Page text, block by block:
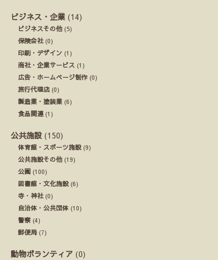
ビジネス・企業 (14)
ビジネスその他 (5)
保険会社(0)
印刷・デザイン (1)
商社・企業サービス (1)
広告・ホームページ制作 (0)
旅行代理店 (0)
製造業・塗装業 (6)
食品関連 (1)
公共施設 (150)
体育館・スポーツ施設(9)
公共施設その他 (19)
公園 (100)
図書館・文化施設(6)
寺・神社(0)
自治体・公共団体 (10)
警察 (4)
郵便局 (7)
動物ボランティア (0)